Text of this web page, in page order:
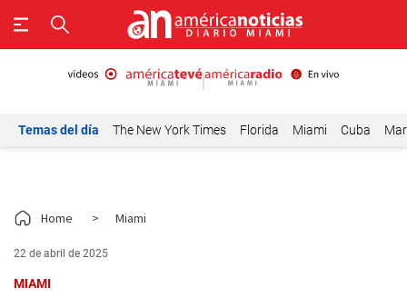
Temas del día The New York Times Florida Miami Cuba
Home > Miami
22 de abril de 2025
MIAMI